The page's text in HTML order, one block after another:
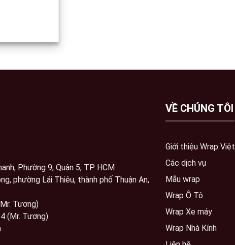
Phường 9, Quận 5, TP. HCM
phường Lái Thiêu, thành phố Thuận An,
Tương)
(Mr. Tương)
VỀ CHÚNG TÔI
Giới thiệu Wrap Việt
Các dịch vụ
Mẫu wrap
Wrap Ô Tô
Wrap Xe máy
Wrap Nhà Kính